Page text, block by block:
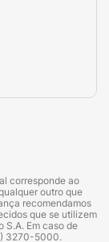
corresponde ao
outro que
recomendamos
que se utilizem
S.A. Em caso de
3270-5000.